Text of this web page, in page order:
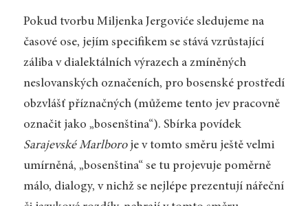
Pokud tvorbu Miljenka Jergoviće sledujeme na
časové ose, jejím specifikem se stává vzrůstající
záliba v dialektálních výrazech a zmíněných
neslovanských označeních, pro bosenské prostředí
obzvlášť příznačných (můžeme tento jev pracovně
označit jako „bosenština“). Sbírka povídek
Sarajevské Marlboroje v tomto směru ještě velmi
umírněná, „bosenština“ se tu projevuje poměrně
málo, dialogy, v nichž se nejlépe prezentují nářeční